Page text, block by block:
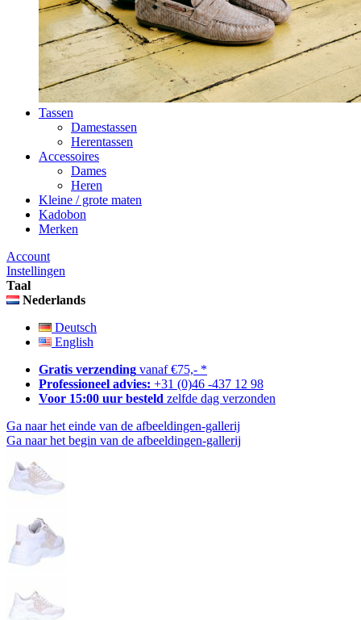
Tassen
Damestassen
Herentassen
Accessoires
Dames
Heren
Kleine / grote maten
Kadobon
Merken
Account
Instellingen
Taal
Nederlands
Deutsch
English
Gratis verzending vanaf €75,- *
Professioneel advies: +31 (0)46 -437 12 98
Voor 15:00 uur besteld zelfde dag verzonden
Ga naar het einde van de afbeeldingen-gallerij
Ga naar het begin van de afbeeldingen-gallerij